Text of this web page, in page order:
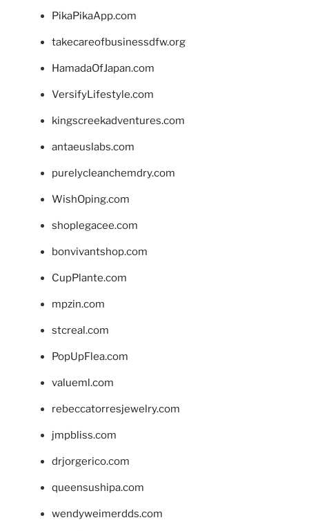
PikaPikaApp.com
takecareofbusinessdfw.org
HamadaOfJapan.com
VersifyLifestyle.com
kingscreekadventures.com
antaeuslabs.com
purelycleanchemdry.com
WishOping.com
shoplegacee.com
bonvivantshop.com
CupPlante.com
mpzin.com
stcreal.com
PopUpFlea.com
valueml.com
rebeccatorresjewelry.com
jmpbliss.com
drjorgerico.com
queensushipa.com
wendyweimerdds.com